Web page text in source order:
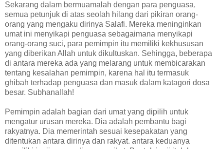
Sekarang dalam bermuamalah dengan para penguasa,
semua petunjuk di atas seolah hilang dari pikiran orang-
orang yang mengaku dirinya Salafi. Mereka meninginkan
umat ini menyikapi penguasa sebagaimana menyikapi
orang-orang suci, para pemimpin itu memiliki kekhususan
yang diberikan Allah untuk dikultuskan. Sehingga, beberapa
di antara mereka ada yang melarang untuk membicarakan
tentang kesalahan pemimpin, karena hal itu termasuk
ghibah terhadap penguasa dan masuk dalam katagori dosa
besar. Subhanallah!
Pemimpin adalah bagian dari umat yang dipilih untuk
mengatur urusan mereka. Dia adalah pembantu bagi
rakyatnya. Dia memerintah sesuai kesepakatan yang
ditentukan antara dirinya dan rakyat. antara keduanya